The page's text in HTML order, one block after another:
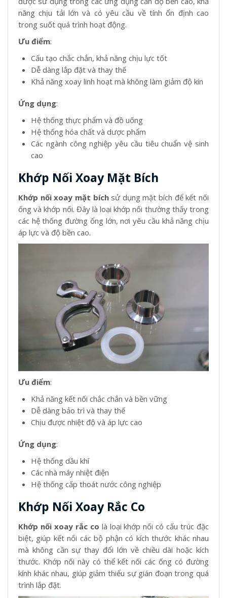
năng chịu tải lớn và có yêu cầu về tính ổn định cao
trong suốt quá trình hoạt động.
Ưu điểm:
Cấu tạo chắc chắn, khả năng chịu lực tốt
Dễ dàng lắp đặt và thay thế
Khả năng xoay linh hoạt mà không làm giảm độ kín
Ứng dụng:
Hệ thống thực phẩm và đồ uống
Hệ thống hóa chất và dược phẩm
Các ngành công nghiệp yêu cầu tiêu chuẩn vệ sinh
cao
Khớp Nối Xoay Mặt Bích
Khớp nối xoay mặt bíchsử dụng mặt bích để kết nối
ống và khớp nối. Đây là loại khớp nối thường thấy trong
các hệ thống đường ống lớn, nơi yêu cầu khả năng chịu
áp lực và độ bền cao.
Ưu điểm:
Khả năng kết nối chắc chắn và bền vững
Dễ dàng bảo trì và thay thế
Chịu được nhiệt độ và áp lực cao
Ứng dụng:
Hệ thống dầu khí
Các nhà máy nhiệt điện
Hệ thống cấp thoát nước công nghiệp
Khớp Nối Xoay Rắc Co
Khớp nối xoay rắc co là loại khớp nối có cấu trúc đặc
biệt, giúp kết nối các bộ phận có kích thước khác nhau
mà không cần sự thay đổi lớn về chiều dài hoặc kích
thước. Khớp nối này có thể kết nối các ống có đường
kính khác nhau, giúp giảm thiểu sự gián đoạn trong quá
trình lắp đặt.